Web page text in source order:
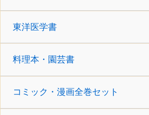
東洋医学書
料理本・園芸書
コミック・漫画全巻セット